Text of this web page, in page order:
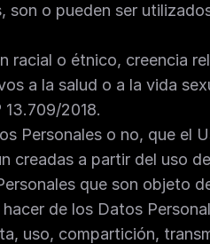
o pueden ser
racial o étnico, creencia
a la salud o a la vida
2018.
Personales o no, que el
creadas a partir del uso
que son objeto
hacer de los Datos
uso, compartición,